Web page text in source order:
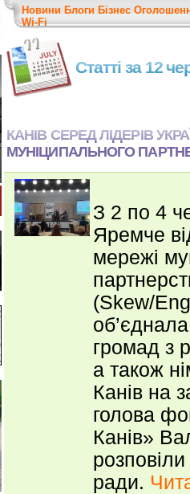
Новини Блоги Бізнес
Wi-Fi
Статті за 12
КАНІВ СЕРЕД ЛІДЕРІВ
МУНІЦИПАЛЬНОГО
З 2 по 4
Яремче
мережі
(Skew/
громад з
а також
Канів на
голова
Канів»
ради.